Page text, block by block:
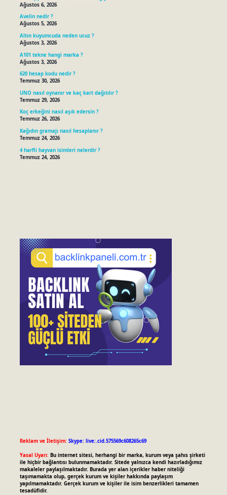
Ağustos 6, 2026
Avelin nedir ?
Ağustos 5, 2026
Altın kuyumcuda neden ucuz ?
Ağustos 3, 2026
A101 tekne hangi marka ?
Ağustos 3, 2026
620 hesap kodu nedir ?
Temmuz 30, 2026
UNO nasıl oynanır ve kaç kart dağıtılır ?
Temmuz 29, 2026
Koç erkeğini nasıl aşık edersin ?
Temmuz 26, 2026
Kağıdın gramajı nasıl hesaplanır ?
Temmuz 24, 2026
4 harfli hayvan isimleri nelerdir ?
Temmuz 24, 2026
Reklam ve İletişim: Skype: live:.cid.575569c608265c69
Yasal Uyarı: Bu internet sitesi, herhangi bir marka, kurum veya şahıs şirketi
ile hiçbir bağlantısı bulunmamaktadır. Sitede yalnızca kendi hazırladığımız
makaleler paylaşılmaktadır. Burada yer alan içerikler haber niteliği
taşımamakta olup, gerçek kurum ve kişiler hakkında paylaşım
yapılmamaktadır. Gerçek kurum ve kişiler ile isim benzerlikleri tamamen
tesadüfidir.